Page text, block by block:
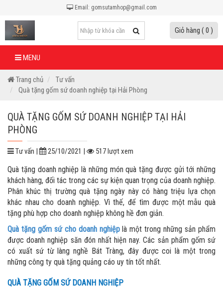
Email: gomsutamhop@gmail.com
Giỏ hàng ( 0 )
MENU
Trang chủ
Tư vấn
Quà tặng gốm sứ doanh nghiệp tại Hải Phòng
QUÀ TẶNG GỐM SỨ DOANH NGHIỆP TẠI HẢI
PHÒNG
Tư vấn | 25/10/2021 | 517 lượt xem
Quà tặng doanh nghiệp là những món quà tặng được gửi tới những
khách hàng, đối tác trong các sự kiện quan trọng của doanh nghiệp.
Phân khúc thị trường quà tặng ngày này có hàng triệu lựa chọn
khác nhau cho doanh nghiệp. Vì thế, để tìm được một mẫu quà
tặng phù hợp cho doanh nghiệp không hề đơn giản.
Quà tặng gốm sứ cho doanh nghiệplà một trong những sản phẩm
được doanh nghiệp săn đón nhất hiện nay. Các sản phẩm gốm sứ
có xuất sứ từ làng nghề Bát Tràng, đây được coi là một trong
những công ty quà tặng quảng cáo uy tín tốt nhất.
QUÀ TẶNG GỐM SỨ DOANH NGHIỆP